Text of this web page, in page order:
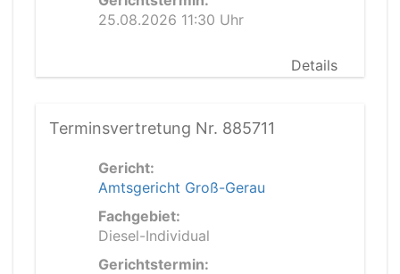
25.08.2026 11:30 Uhr
Details
Terminsvertretung Nr. 885711
Gericht:
Amtsgericht Groß-Gerau
Fachgebiet:
Diesel-Individual
Gerichtstermin: